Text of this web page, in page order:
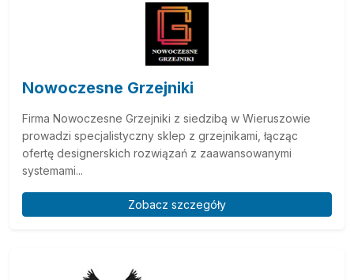
Nowoczesne Grzejniki
Firma Nowoczesne Grzejniki z siedzibą w Wieruszowie
prowadzi specjalistyczny sklep z grzejnikami, łącząc
ofertę designerskich rozwiązań z zaawansowanymi
systemami...
Zobacz szczegóły